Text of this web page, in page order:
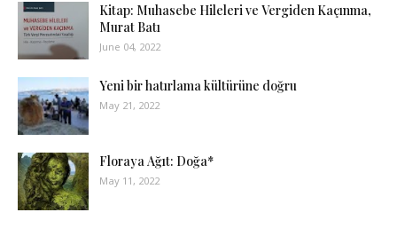
Kitap: Muhasebe Hileleri ve Vergiden Kaçınma,
Murat Batı
June 04, 2022
Yeni bir hatırlama kültürüne doğru
May 21, 2022
Floraya Ağıt: Doğa*
May 11, 2022